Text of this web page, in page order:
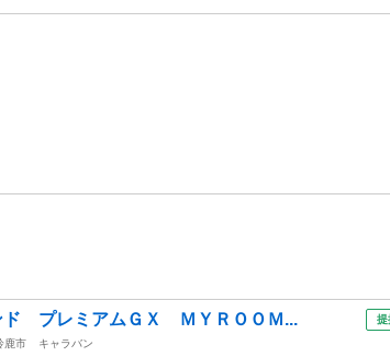
ド プレミアムＧＸ ＭＹＲＯＯＭ...
鹿市
キャラバン
提